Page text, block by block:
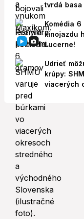
tvrdá basa
Komédia
kinojazdu
Lucerne!
Udrieť
krúpy:
viacerých